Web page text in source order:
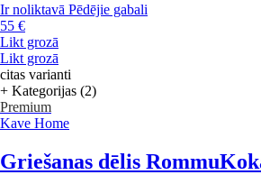
Ir noliktavā Pēdējie gabali
55 €
Likt grozā
Likt grozā
citas varianti
+ Kategorijas (2)
Premium
Kave Home
Griešanas dēlis Rommu